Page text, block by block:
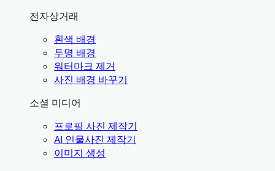
전자상거래
흰색 배경
투명 배경
워터마크 제거
사진 배경 바꾸기
소셜 미디어
프로필 사진 제작기
AI 인물사진 제작기
이미지 생성